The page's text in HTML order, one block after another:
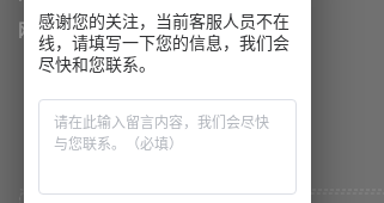
网址：www.yupack.cn
如何正确操作封箱机
托盘缠绕机使用前的注意事项
感谢您的关注，当前客服人员不在
线，请填写一下您的信息，我们会
尽快和您联系。